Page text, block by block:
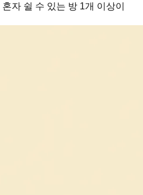
자 쉴 수 있는 방 1개 이상이